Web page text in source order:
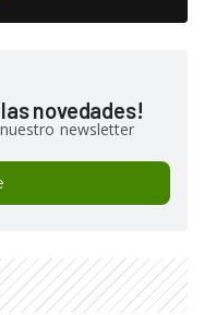
novedades!
newsletter